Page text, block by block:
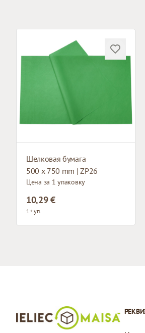
Шелковая бумага
500 x 750 mm | ZP26
Цена за 1 упаковку
10,29 €
1+ уп.